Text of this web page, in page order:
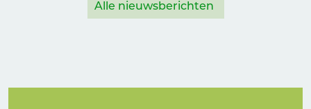
Alle nieuwsberichten